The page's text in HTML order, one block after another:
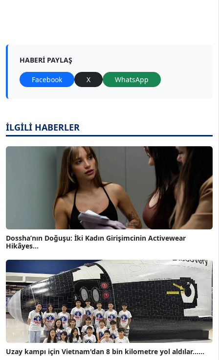
HABERI PAYLAŞ
Facebook X WhatsApp
İLGİLİ HABERLER
Dossha’nın Doğuşu: İki Kadın Girişimcinin Activewear
Hikâyes...
Uzay kampı için Vietnam'dan 8 bin kilometre yol aldılar......